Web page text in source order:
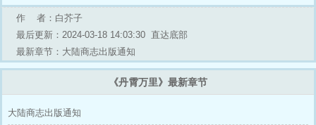
作 者：白芥子
最后更新：2024-03-18 14:03:30 直达底部
最新章节：大陆商志出版通知
《丹霄万里》最新章节
大陆商志出版通知